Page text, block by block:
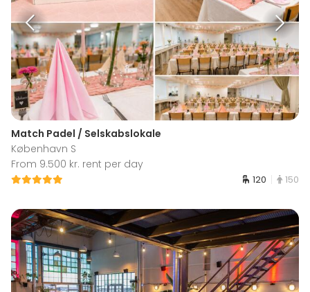
Match Padel / Selskabslokale
København S
From 9.500 kr. rent per day
120 150